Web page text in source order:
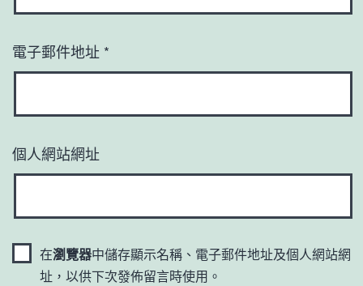
電子郵件地址 *
個人網站網址
在瀏覽器中儲存顯示名稱、電子郵件地址及個人網站網
址，以供下次發佈留言時使用。